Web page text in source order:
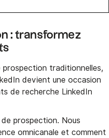
: transformez
prospection traditionnelles,
devient une occasion
de recherche LinkedIn
prospection. Nous
omnicanale et comment